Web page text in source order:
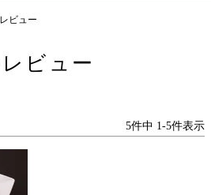
ビュー
ビュー
5件中 1-5件表示